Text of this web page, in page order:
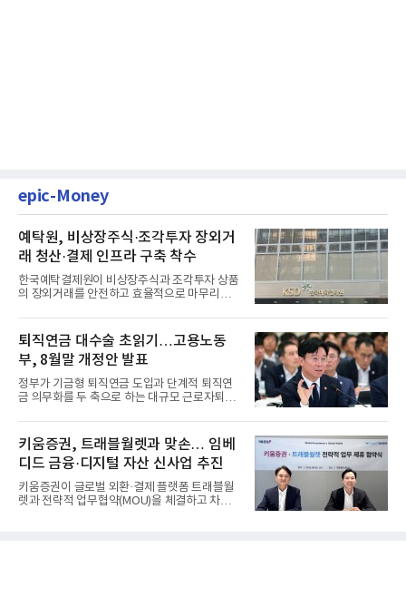
epic-Money
예탁원, 비상장주식·조각투자 장외거
래 청산·결제 인프라 구축 착수
한국예탁결제원이 비상장주식과 조각투자 상품
의 장외거래를 안전하고 효율적으로 마무리하기
퇴직연금 대수술 초읽기…고용노동
부, 8월말 개정안 발표
정부가 기금형 퇴직연금 도입과 단계적 퇴직연
금 의무화를 두 축으로 하는 대규모 근로자퇴직
키움증권, 트래블월렛과 맞손… 임베
디드 금융·디지털 자산 신사업 추진
키움증권이 글로벌 외환·결제 플랫폼 트래블월
렛과 전략적 업무협약(MOU)을 체결하고 차세